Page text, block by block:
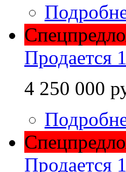
Продается
4 250 000
Продается